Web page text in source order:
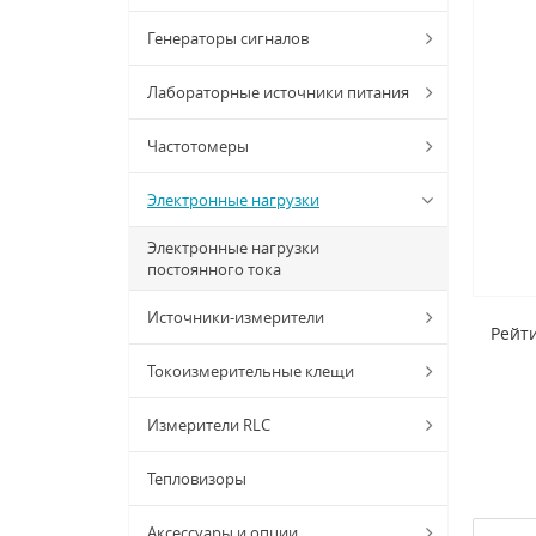
Генераторы сигналов
Лабораторные источники питания
Частотомеры
Электронные нагрузки
Электронные нагрузки
постоянного тока
Источники-измерители
Токоизмерительные клещи
Измерители RLC
Тепловизоры